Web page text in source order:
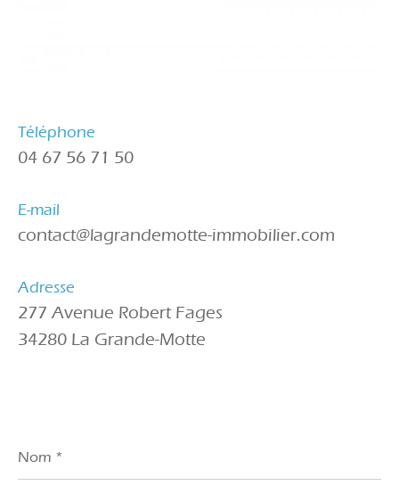
Téléphone
04 67 56 71 50
E-mail
contact@lagrandemotte-immobilier.com
Adresse
277 Avenue Robert Fages
34280 La Grande-Motte
*